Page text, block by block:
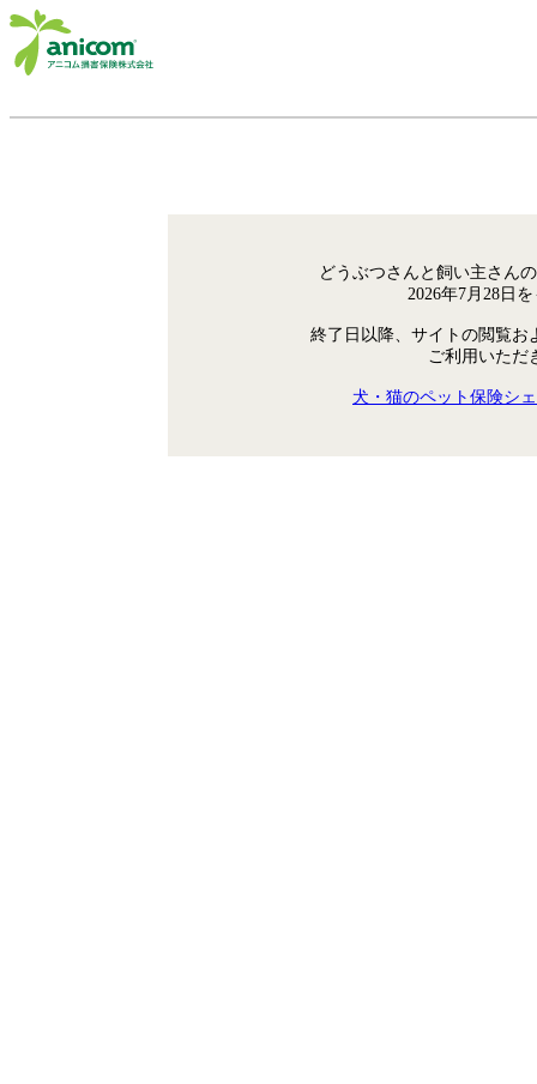
どうぶつさんと飼い主さん
2026年7月28日
終了日以降、サイトの閲覧お
ご利用いただ
犬・猫のペット保険シ